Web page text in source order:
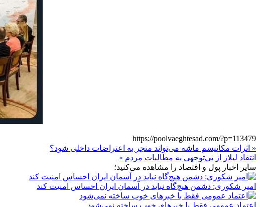
https://poolvaeghtesad.com/?p=113479
« اثرات مکانیسم ماشه می‌تواند منجر به اعتراضات داخلی شود؟
انتقاد لیلاز از بی‌توجهی به مطالبات مردم »
سایر اخبار پول و اقتصاد را مشاهده می‌کنید؛
امیر شکوری: دشمن هیچ‌گاه نباید در آسمان ایران احساس امنیت کند
اعتماد عمومی فقط با خبرهای خوب ساخته نمی‌شود